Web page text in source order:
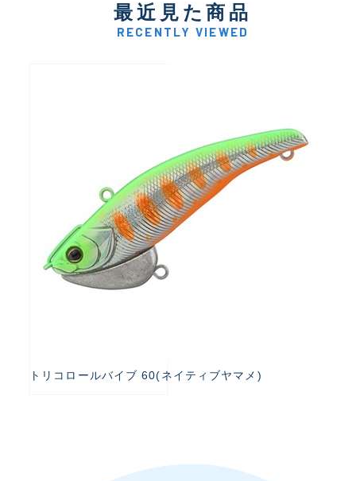
最近見た商品
RECENTLY VIEWED
トリコロールバイブ 60(ネイティブヤマメ)